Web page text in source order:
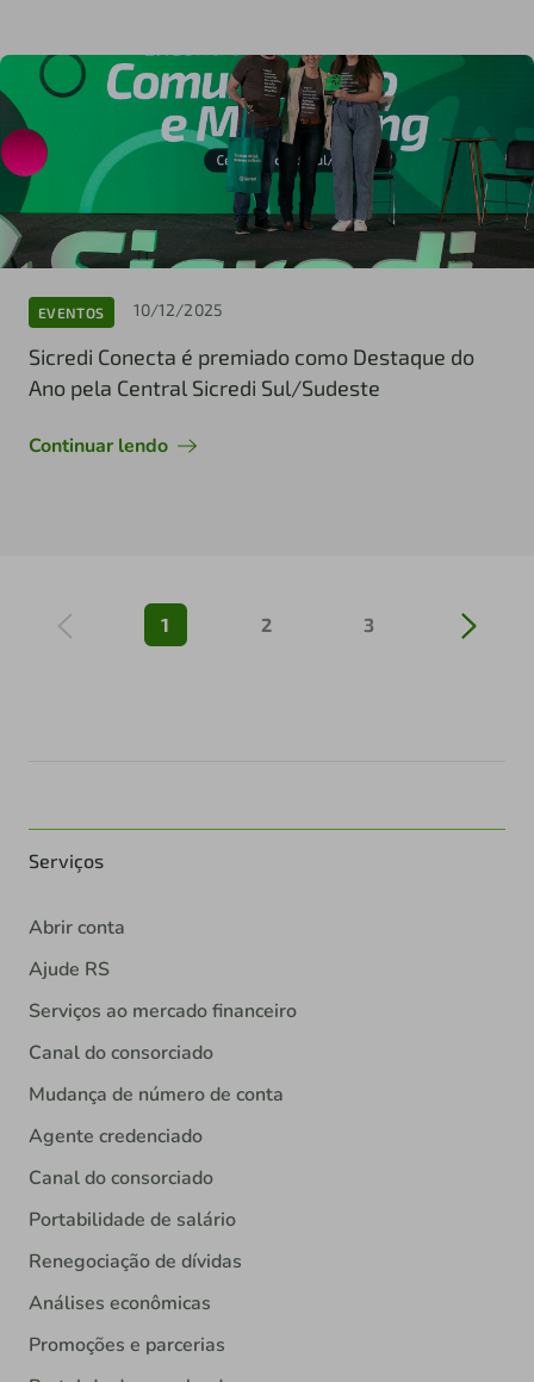
EVENTOS 10/12/2025
Sicredi Conecta é premiado como Destaque do
Ano pela Central Sicredi Sul/Sudeste
Continuar lendo
1 2 3
Serviços
Abrir conta
Ajude RS
Serviços ao mercado financeiro
Canal do consorciado
Mudança de número de conta
Agente credenciado
Canal do consorciado
Portabilidade de salário
Renegociação de dívidas
Análises econômicas
Promoções e parcerias